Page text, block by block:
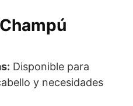
Disponible para
y necesidades